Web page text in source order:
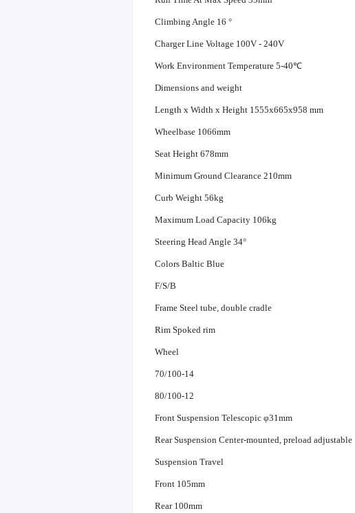
Climbing Angle 16 °
Charger Line Voltage 100V - 240V
Work Environment Temperature 5-40℃
Dimensions and weight
Length x Width x Height 1555x665x958 mm
Wheelbase 1066mm
Seat Height 678mm
Minimum Ground Clearance 210mm
Curb Weight 56kg
Maximum Load Capacity 106kg
Steering Head Angle 34°
Colors Baltic Blue
F/S/B
Frame Steel tube, double cradle
Rim Spoked rim
Wheel
70/100-14
80/100-12
Front Suspension Telescopic φ31mm
Rear Suspension Center-mounted, preload adjustable
Suspension Travel
Front 105mm
Rear 100mm